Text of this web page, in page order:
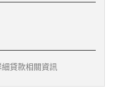
貸款相關資訊